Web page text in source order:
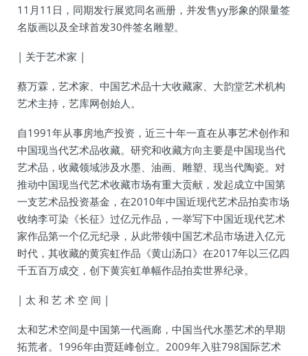
11月11日，同期发行展览同名画册，并发售yy形象的限量签
名版画以及全球首发30件签名雕塑。
| 关于艺术家 |
蔡万霖，艺术家、中国艺术品十大收藏家、大韵堂艺术机构
艺术主持，艺库网创始人。
自1991年从事房地产投资，近三十年一直在从事艺术创作和
中国现当代艺术品收藏。研究和收藏方向主要是中国现当代
艺术品，收藏领域涉及水墨、油画、雕塑、现当代陶瓷。对
推动中国现当代艺术收藏市场有重大贡献，发起成立中国第
一支艺术品投资基金，在2010年中国近现代艺术品拍卖市场
收纳李可染《长征》过亿元作品，一举写下中国近现代艺术
家作品第一个亿元纪录，从此带领中国艺术品市场进入亿元
时代，其收藏的黄宾虹作品《黄山汤口》在2017年以三亿四
千五百万成交，创下黄宾虹单幅作品拍卖世界纪录。
| 太 和 艺 术 空 间 |
太和艺术空间是中国第一代画廊，中国当代水墨艺术的早期
拓荒者。1996年由贾廷峰创立。2009年入驻798国际艺术